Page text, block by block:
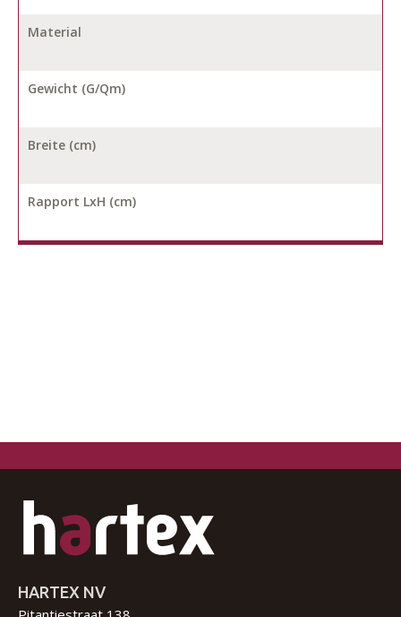
Material
Gewicht (G/Qm)
Breite (cm)
Rapport LxH (cm)
HARTEX NV